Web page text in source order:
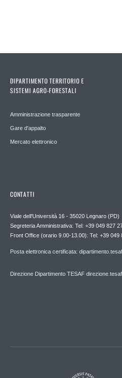
DIPARTIMENTO TERRITORIO E
SISTEMI AGRO-FORESTALI
Amministrazione trasparente
Gare d'appalto
Mercato elettronico
CONTATTI
Viale dell'Università 16 - 35020 Legnaro (PD)
Segreteria Amministrativa: Tel: +39 049 827
Front Office (orario 9.00-13.00): Tel: +39 049
Posta elettronica certificata:
Direzione Dipartimento TESAF